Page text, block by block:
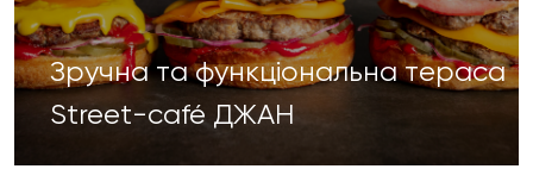
Зручна та функціональна тераса
Street-café ДЖАН